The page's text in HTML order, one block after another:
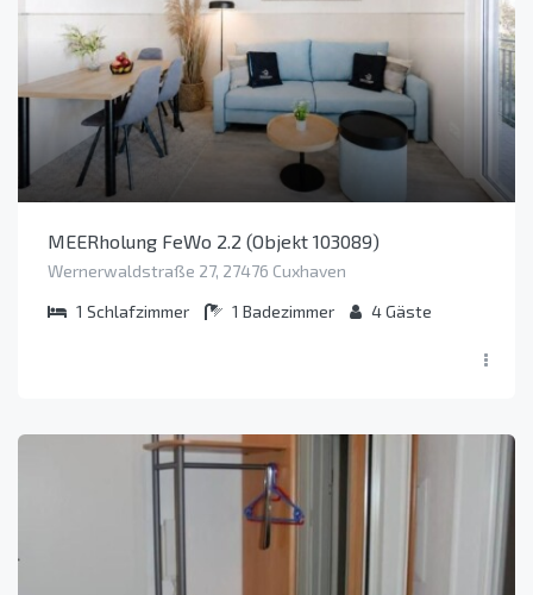
MEERholung FeWo 2.2 (Objekt 103089)
Wernerwaldstraße 27, 27476 Cuxhaven
1 Schlafzimmer 1 Badezimmer 4Gäste